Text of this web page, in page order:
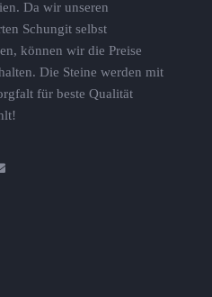
Da wir unseren
Schungit selbst
können wir die Preise
Die Steine ​​werden mit
für beste Qualität